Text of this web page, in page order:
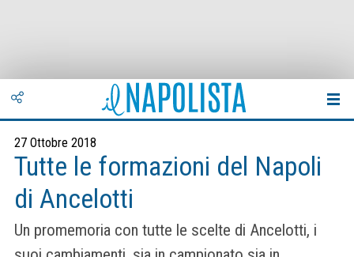
27 Ottobre 2018
Tutte le formazioni del Napoli
di Ancelotti
Un promemoria con tutte le scelte di Ancelotti, i